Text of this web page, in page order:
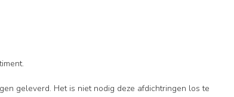
geleverd. Het is niet nodig deze afdichtringen los te